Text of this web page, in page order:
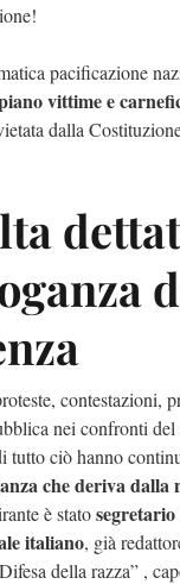
pacificazione
vittime e
dalla
contestazioni,
nei confronti del
tutto ciò hanno
che deriva dalla
è stato
italiano, già
della razza” ,